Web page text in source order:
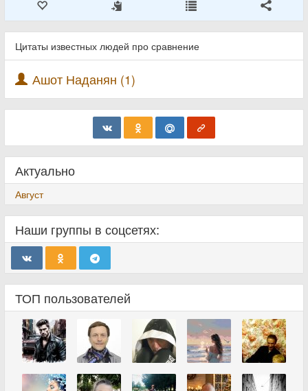
Цитаты известных людей про сравнение
Ашот Наданян (1)
Актуально
Август
Наши группы в соцсетях:
ТОП пользователей